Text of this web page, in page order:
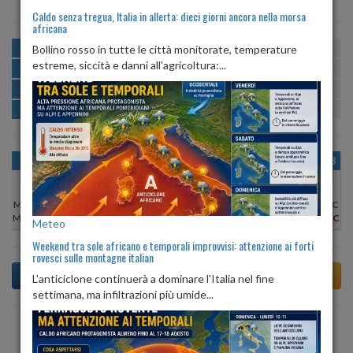
MATTINA min:21º max:27º U:61%
POMERIGGIO min:28º max:30º
SERA min: 26º max:32º U:74%-80%
NOTTE min:22º max:27º U:78%
OGGI
Min:
21°C
Max:27°C
SAB 08
Min:
22°C
Max:26°C
DOM 09
Min:21°C
Max:26°C
LUN 10
Min:22°C
Max:27°C
MAR 11
Min:
23°C
Max:27°C
MER 12
Min:23°C
Max:27°C
GIO 13
Min:
22°C
Max:27°C
Previsioni del Tempo a Albaredo Arnaboldi di oggi
Caldo senza tregua, Italia in allerta: dieci giorni ancora nella morsa
africana
Bollino rosso in tutte le città monitorate, temperature
estreme, siccità e danni all'agricoltura:...
Meteo
Weekend tra sole africano e temporali improvvisi: attenzione ai forti
rovesci sulle montagne italian
L'anticiclone continuerà a dominare l'Italia nel fine
settimana, ma infiltrazioni più umide...